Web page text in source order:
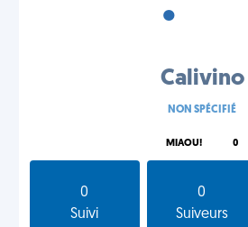
•
Calivino
NON SPÉCIFIÉ
MIAOU! 0
0
Suivi
0
Suiveurs